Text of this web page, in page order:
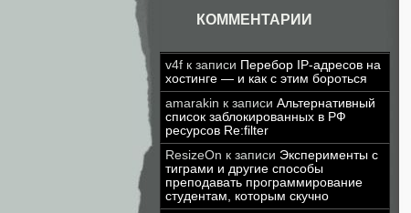
КОММЕНТАРИИ
v4f к записи Перебор IP-адресов на
хостинге — и как с этим бороться
amarakin к записи Альтернативный
список заблокированных в РФ
ресурсов Re:filter
ResizeOn к записи Эксперименты с
тиграми и другие способы
преподавать программирование
студентам, которым скучно